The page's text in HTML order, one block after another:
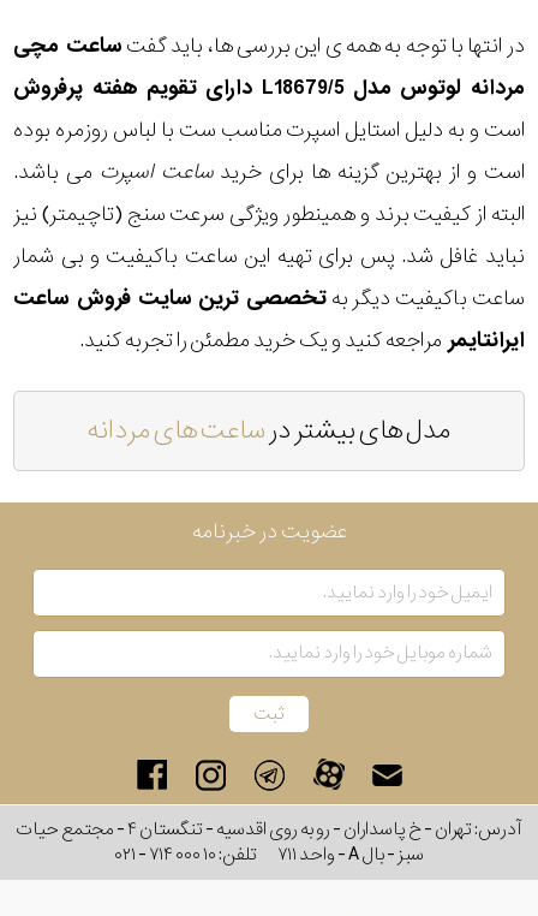
در انتها با توجه به همه ی این بررسی ها، باید گفتساعت مچی
مردانه لوتوس مدل L18679/5 دارای تقویم هفته پرفروش
است و به دلیل استایل اسپرت مناسب ست با لباس روزمره بوده
است و از بهترین گزینه ها برای خریدساعت اسپرت می باشد.
البته از کیفیت برند و همینطور ویژگی سرعت سنج (تاچیمتر) نیز
نباید غافل شد. پس برای تهیه این ساعت باکیفیت و بی شمار
ساعت باکیفیت دیگر بهتخصصی ترین سایت فروش ساعت
ایرانتایمر مراجعه کنید و یک خرید مطمئن را تجربه کنید.
مدل های بیشتر درساعت های مردانه
عضویت در خبرنامه
آدرس: تهران - خ پاسداران - رو به روی اقدسیه - تنگستان ۴ - مجتمع حیات
سبز - بال A - واحد ۷۱۱
تلفن:۰۲۱ - ۷۱۴ ۰۰۰ ۱۰